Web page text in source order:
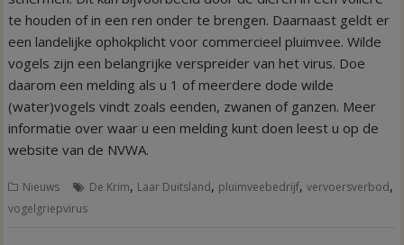
te houden of in een ren onder te brengen. Daarnaast geldt er
een landelijke ophokplicht voor commercieel pluimvee. Wilde
vogels zijn een belangrijke verspreider van het virus. Doe
daarom een melding als u 1 of meerdere dode wilde
(water)vogels vindt zoals eenden, zwanen of ganzen. Meer
informatie over waar u een melding kunt doen leest u op de
website van de NVWA.
Nieuws De Krim, Laar Duitsland, pluimveebedrijf,vervoersverbod,
vogelgriepvirus